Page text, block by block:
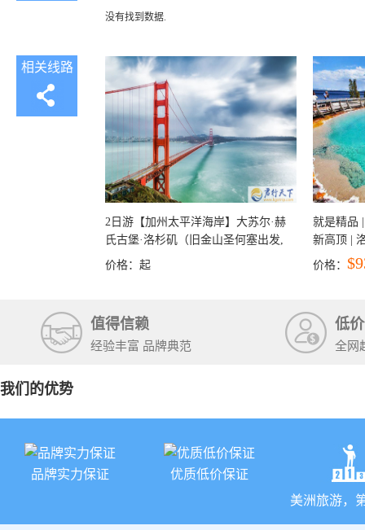
没有找到数据.
相关线路
2日游【加州太平洋海岸】大苏尔·赫
氏古堡·洛杉矶（旧金山圣何塞出发,
洛杉矶结束）
价格： 起
就是精品
新高顶 |
彩穴+马
价格：
值得信赖
经验丰富 品牌典范
低
全网
我们的优势
品牌实力保证
优质低价保证
美洲旅游，